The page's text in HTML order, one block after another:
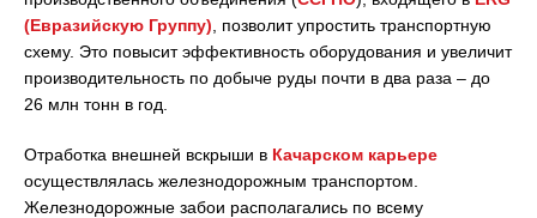
(Евразийскую Группу) , позволит упростить транспортную
схему. Это повысит эффективность оборудования и увеличит
производительность по добыче руды почти в два раза – до
26 млн тонн в год.
Отработка внешней вскрыши в Качарском карьере
осуществлялась железнодорожным транспортом.
Железнодорожные забои располагались по всему